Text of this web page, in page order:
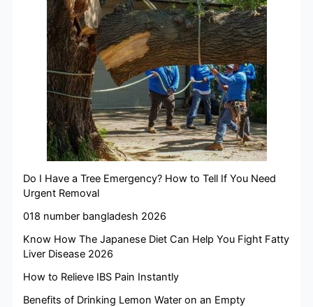
Do I Have a Tree Emergency? How to Tell If You Need
Urgent Removal
018 number bangladesh 2026
Know How The Japanese Diet Can Help You Fight Fatty
Liver Disease 2026
How to Relieve IBS Pain Instantly
Benefits of Drinking Lemon Water on an Empty